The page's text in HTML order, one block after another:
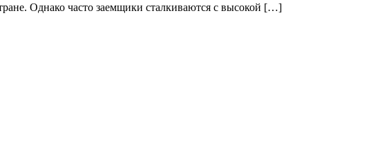
Однако часто заемщики сталкиваются с высокой […]